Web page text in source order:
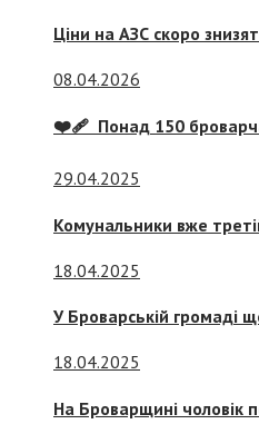
Ціни на АЗС скоро
08.04.2026
❤️‍🩹 Понад 150
29.04.2025
Комунальники вже
18.04.2025
У Броварській громаді
18.04.2025
На Броварщині чоловік